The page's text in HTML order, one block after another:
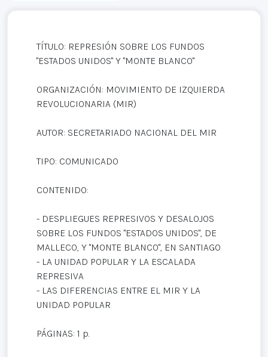
TÍTULO: REPRESIÓN SOBRE LOS FUNDOS
"ESTADOS UNIDOS" Y "MONTE BLANCO"
ORGANIZACIÓN: MOVIMIENTO DE IZQUIERDA
REVOLUCIONARIA (MIR)
AUTOR: SECRETARIADO NACIONAL DEL MIR
TIPO: COMUNICADO
CONTENIDO:
- DESPLIEGUES REPRESIVOS Y DESALOJOS
SOBRE LOS FUNDOS "ESTADOS UNIDOS", DE
MALLECO, Y "MONTE BLANCO", EN SANTIAGO
- LA UNIDAD POPULAR Y LA ESCALADA
REPRESIVA
- LAS DIFERENCIAS ENTRE EL MIR Y LA
UNIDAD POPULAR
PÁGINAS: 1 p.